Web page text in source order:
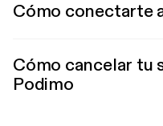
Cómo conectarte
Cómo cancelar tu
Podimo